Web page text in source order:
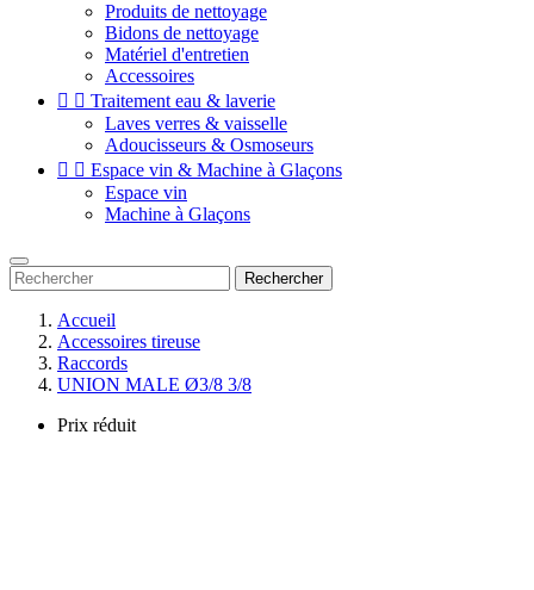
Produits de nettoyage
Bidons de nettoyage
Matériel d'entretien
Accessoires
  Traitement eau & laverie
Laves verres & vaisselle
Adoucisseurs & Osmoseurs
  Espace vin & Machine à Glaçons
Espace vin
Machine à Glaçons
Rechercher
Accueil
Accessoires tireuse
Raccords
UNION MALE Ø3/8 3/8
Prix réduit